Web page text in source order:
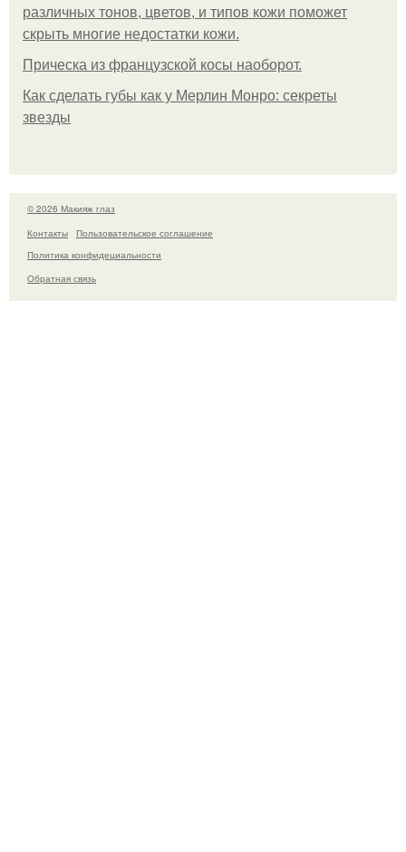
различных тонов, цветов, и типов кожи поможет
скрыть многие недостатки кожи.
Прическа из французской косы наоборот.
Как сделать губы как у Мерлин Монро: секреты
звезды
© 2026 Макияж глаз
Контакты
Пользовательское соглашение
Политика конфидециальности
Обратная связь